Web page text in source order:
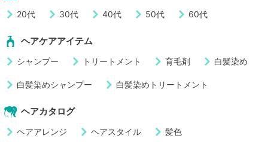
20代 30代 40代 50代 60代
ヘアケアアイテム
シャンプー トリートメント 育毛剤 白髪染め
白髪染めシャンプー 白髪染めトリートメント
ヘアカタログ
ヘアアレンジ ヘアスタイル 髪色